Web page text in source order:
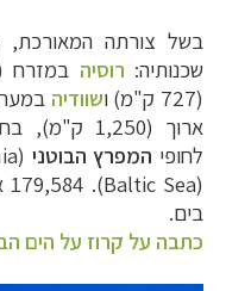
בשל צורתה המאורכת,
שכנותיה: רוסיה במזרח (1,313
(727 ק"מ) ו
שוודיה
ארוך
לחופי המפרץ הבוטני (
(
Baltic Sea
בים.
כתבה על קרוז על הים